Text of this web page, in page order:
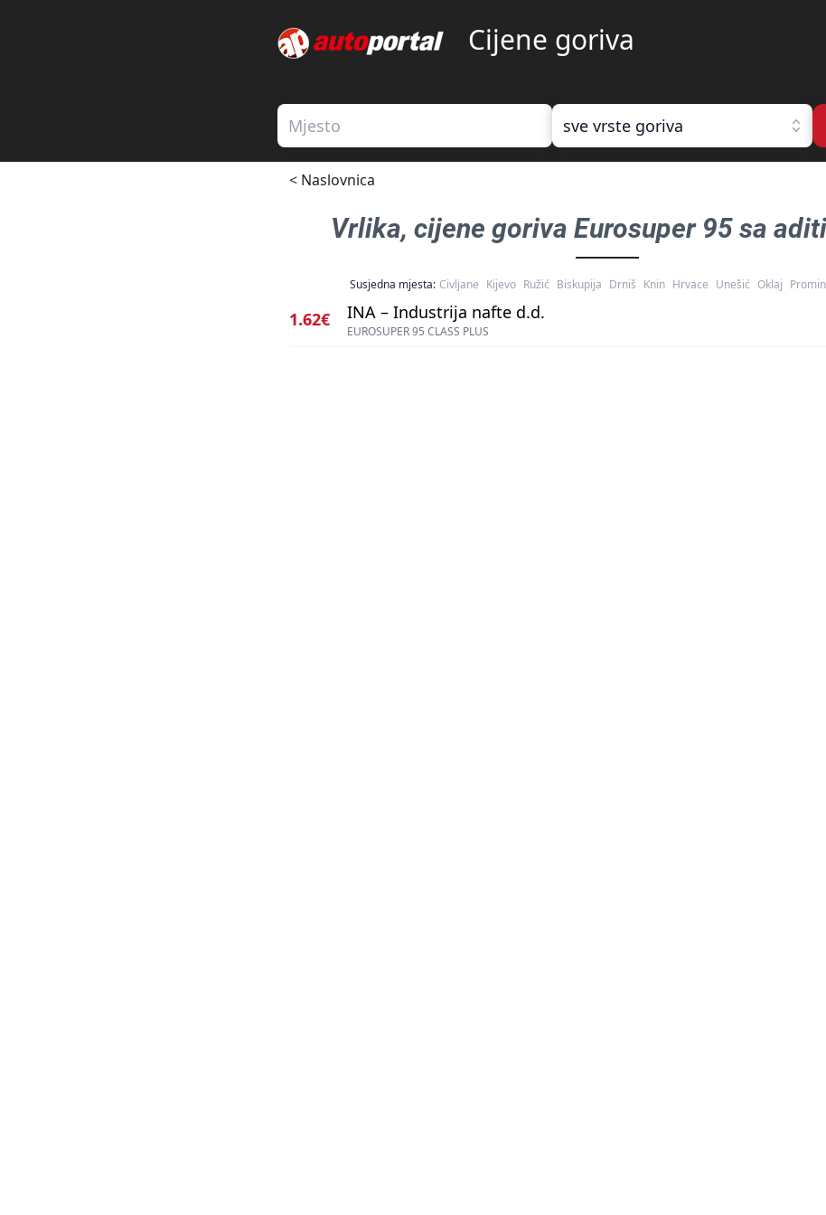
Cijene goriva
sve vrste goriva
< Naslovnica
Vrlika, cijene goriva Eurosuper 95 sa
Susjedna mjesta: Civljane Kijevo Ružić Biskupija Drniš Knin Hrvace Unešić Oklaj
1.62€ INA – Industrija nafte d.d.
EUROSUPER 95 CLASS PLUS